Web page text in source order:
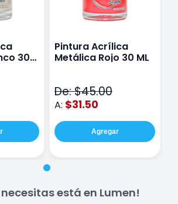
30
Pintura Acrílica
Metálica Rojo 30 ML
De: $45.00
A: $31.50
Agregar
necesitas está en Lumen!